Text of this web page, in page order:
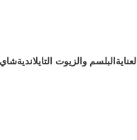
العناية البلسم والزيوت التايلانديةشاي